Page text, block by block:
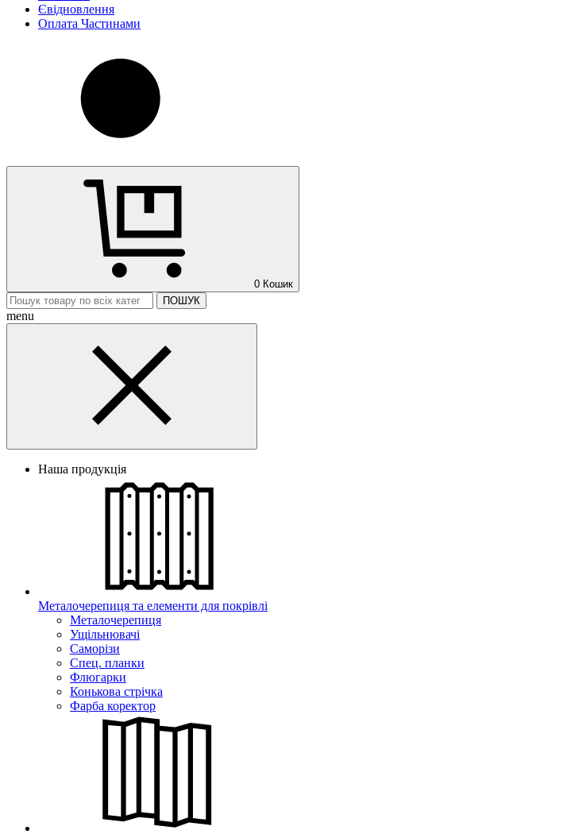
Євідновлення
Оплата Частинами
0 Кошик
ПОШУК
menu
Наша продукція
Металочерепиця та елементи для покрівлі
Металочерепиця
Ущільнювачі
Саморізи
Спец. планки
Флюгарки
Конькова стрічка
Фарба коректор